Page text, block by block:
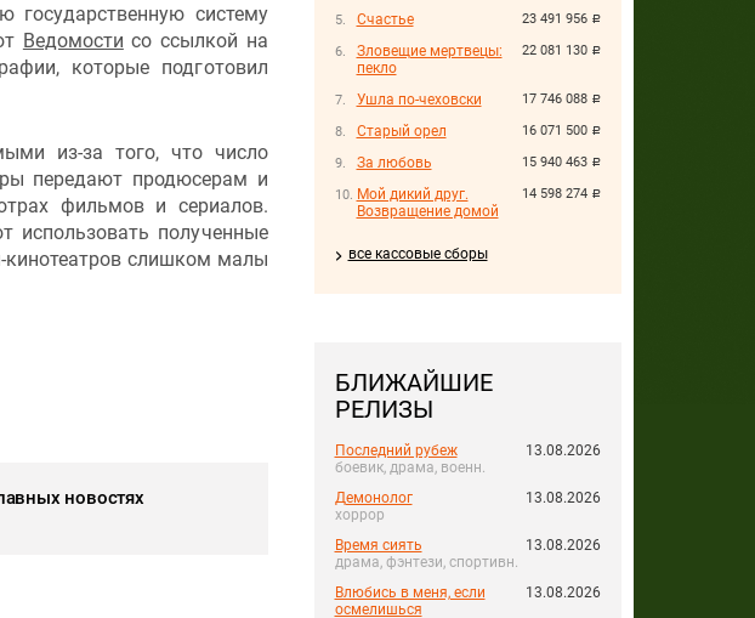
23 491 956 руб.
Счастье
22 081 130 руб.
Зловещие мертвецы:
пекло
17 746 088 руб.
Ушла по-чеховски
16 071 500 руб.
Старый орел
15 940 463 руб.
За любовь
14 598 274 руб.
Мой дикий друг.
Возвращение домой
все кассовые сборы
БЛИЖАЙШИЕ
РЕЛИЗЫ
Последний рубеж
боевик, драма, военн.
13.08.2026
Демонолог
хоррор
13.08.2026
Время сиять
драма, фэнтези, спортивн.
13.08.2026
Влюбись в меня, если
осмелишься
13.08.2026
систему
Ведомости со ссылкой на
которые подготовил
из-за того, что число
передают продюсерам и
фильмов и сериалов.
использовать полученные
кинотеатров слишком малы
новостях